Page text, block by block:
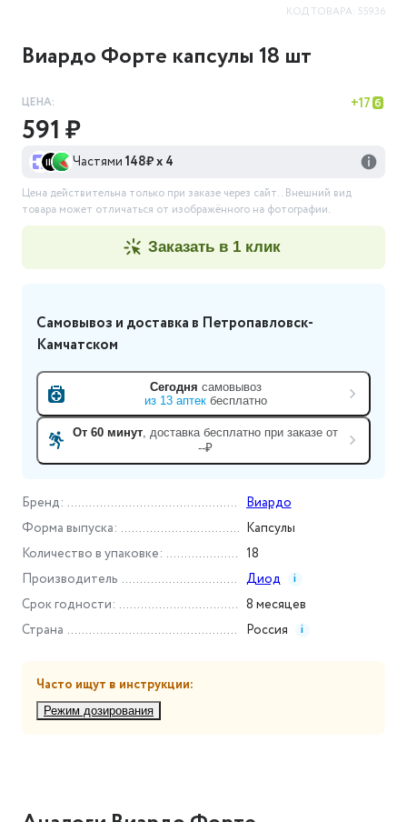
КОД ТОВАРА: 55936
Виардо Форте капсулы 18 шт
Бренд :
Виардо
Форма выпуска :
Капсулы
Количество в упаковке :
18
Производитель
Диод i
Срок годности :
8 месяцев
Страна
Россия i
Часто ищут в инструкции:
Режим дозирования
ЦЕНА: +17
591 ₽
Частями 148₽ х 4
Цена действительна только при заказе через сайт. . Внешний вид
товара может отличаться от изображённого на фотографии.
заказать в 1 клик
Самовывоз и доставка в Петропавловск-
Камчатском
Сегодня самовывоз
из 13 аптекбесплатно
От 60 минут , доставка бесплатно при заказе от
--₽